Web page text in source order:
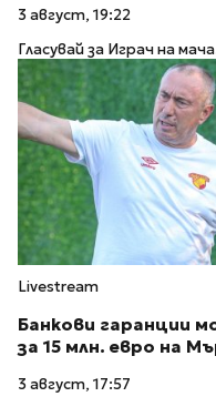
3 август, 19:22
Гласувай за Играч на
Livestream
Банкови гаранции
за 15 млн. евро на
3 август, 17:57